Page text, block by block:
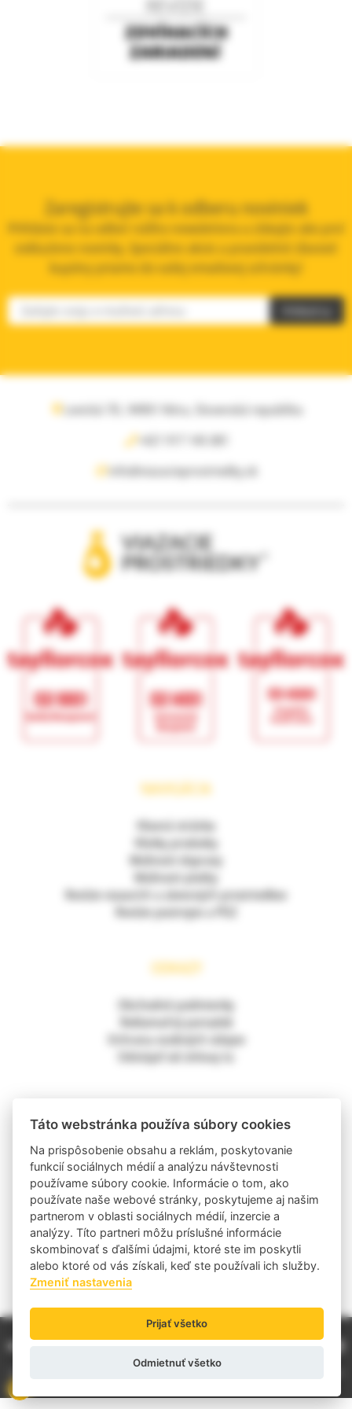
Zaregistrujte sa k odberu noviniek
Prihláste sa na odber nášho newslettera a získajte ako prví
exkluzívne novinky, špeciálne akcie a pravidelné zľavové
kupóny priamo do vašej emailovej schránky!
Levická 7D, 94901 Nitra, Slovenská republika
+421 917 145 081
info@viazacieprostriedky.sk
NAVIGÁCIA
Hlavná stránka
Všetky produkty
Možnosti dopravy
Možnosti platby
Revízie viazacích a závesných prostriedkov
Revízie postrojov a POZ
ODKAZY
Obchodné podmienky
Reklamačný poriadok
Ochrana osobných údajov
Odstúpiť od zmluvy tu
BOZP Danny Agency s.r.o.
Levická 7D, 94901 Nitra
Slovenská republika
IČO: 46409947
DIČ: 2023369788
IČ DPH: SK2023369788
© 2017-2026 Viazacieprostriedky.sk - Široký certifikovaný tovar s dodaním do 48 hodín
Táto webstránka používa súbory cookies
Na prispôsobenie obsahu a reklám, poskytovanie
funkcií sociálnych médií a analýzu návštevnosti
používame súbory cookie. Informácie o tom, ako
používate naše webové stránky, poskytujeme aj našim
partnerom v oblasti sociálnych médií, inzercie a
analýzy. Títo partneri môžu príslušné informácie
skombinovať s ďalšími údajmi, ktoré ste im poskytli
alebo ktoré od vás získali, keď ste používali ich služby.
Zmeniť nastavenia
Prijať všetko
Odmietnuť všetko